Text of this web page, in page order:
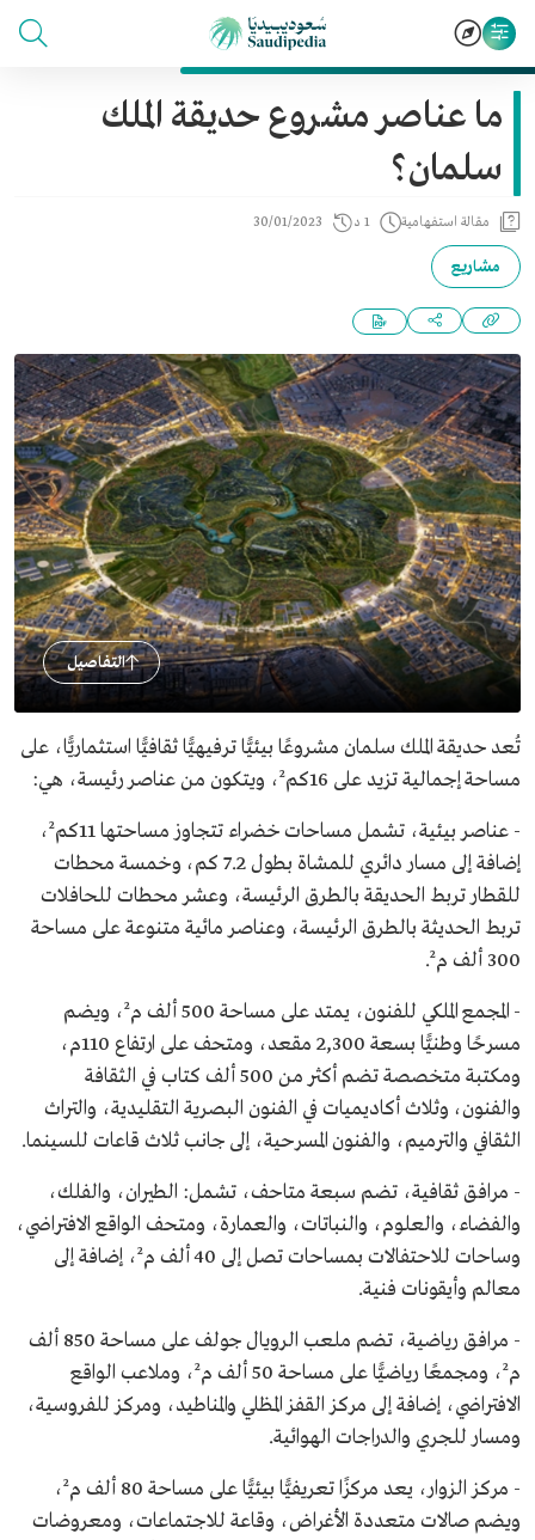
ما عناصر مشروع حديقة الملك
سلمان؟
مقالة استفهامية 1 د 30/01/2023
مشاريع
التفاصيل
تُعد حديقة الملك سلمان مشروعًا بيئيًّا ترفيهيًّا ثقافيًّا استثماريًّا، على
مساحة إجمالية تزيد على 16كم²، ويتكون من عناصر رئيسة، هي:
- عناصر بيئية، تشمل مساحات خضراء تتجاوز مساحتها 11كم²،
إضافة إلى مسار دائري للمشاة بطول 7.2 كم، وخمسة محطات
للقطار تربط الحديقة بالطرق الرئيسة، وعشر محطات للحافلات
تربط الحديثة بالطرق الرئيسة، وعناصر مائية متنوعة على مساحة
300 ألف م².
- المجمع الملكي للفنون، يمتد على مساحة 500 ألف م²، ويضم
مسرحًا وطنيًّا بسعة 2,300 مقعد، ومتحف على ارتفاع 110م،
ومكتبة متخصصة تضم أكثر من 500 ألف كتاب في الثقافة
والفنون، وثلاث أكاديميات في الفنون البصرية التقليدية، والتراث
الثقافي والترميم، والفنون المسرحية، إلى جانب ثلاث قاعات للسينما.
- مرافق ثقافية، تضم سبعة متاحف، تشمل: الطيران، والفلك،
والفضاء، والعلوم، والنباتات، والعمارة، ومتحف الواقع الافتراضي،
وساحات للاحتفالات بمساحات تصل إلى 40 ألف م²، إضافة إلى
معالم وأيقونات فنية.
- مرافق رياضية، تضم ملعب الرويال جولف على مساحة 850 ألف
م²، ومجمعًا رياضيًّا على مساحة 50 ألف م²، وملاعب الواقع
الافتراضي، إضافة إلى مركز القفز المظلي والمناطيد، ومركز للفروسية،
ومسار للجري والدراجات الهوائية.
- مركز الزوار، يعد مركزًا تعريفيًّا بيئيًّا على مساحة 80 ألف م²،
ويضم صالات متعددة الأغراض، وقاعة للاجتماعات، ومعروضات